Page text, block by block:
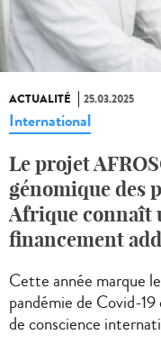
ACTUALITÉ 25.03.2025
International
Le projet
génomique des
Afrique connaît
financement
Cette année marque
pandémie de Covid-
de conscience